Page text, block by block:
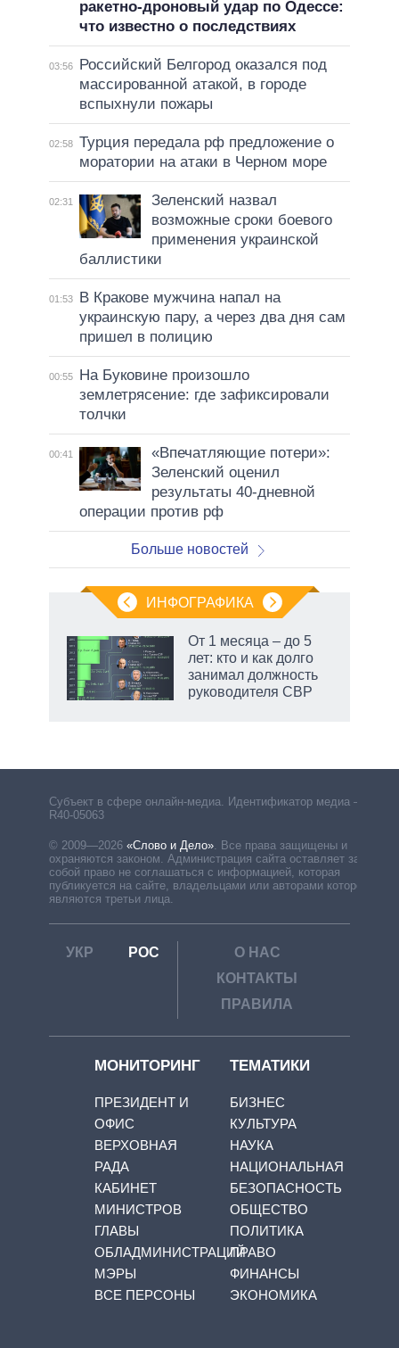
ракетно-дроновый удар по Одессе:
что известно о последствиях
03:56
Российский Белгород оказался под
массированной атакой, в городе
вспыхнули пожары
02:58 Турция передала рф предложение о
моратории на атаки в Черном море
02:31
Зеленский назвал
возможные сроки боевого
применения украинской
баллистики
01:53
В Кракове мужчина напал на
украинскую пару, а через два дня сам
пришел в полицию
00:55
На Буковине произошло
землетрясение: где зафиксировали
толчки
00:41
«Впечатляющие потери»:
Зеленский оценил
результаты 40-дневной
операции против рф
Больше новостей
ИНФОГРАФИКА
От 1 месяца – до 5
лет: кто и как долго
занимал должность
руководителя СВР
Субъект в сфере онлайн-медиа. Идентификатор медиа –
R40-05063
© 2009—2026 «Слово и Дело». Все права защищены и
охраняются законом. Администрация сайта оставляет за
собой право не соглашаться с информацией, которая
публикуется на сайте, владельцами или авторами которой
являются третьи лица.
УКР РОС
О НАС
КОНТАКТЫ
ПРАВИЛА
МОНИТОРИНГ
ПРЕЗИДЕНТ И
ОФИС
ВЕРХОВНАЯ
РАДА
КАБИНЕТ
МИНИСТРОВ
ГЛАВЫ
ОБЛАДМИНИСТРАЦИЙ
МЭРЫ
ВСЕ ПЕРСОНЫ
ТЕМАТИКИ
БИЗНЕС
КУЛЬТУРА
НАУКА
НАЦИОНАЛЬНАЯ
БЕЗОПАСНОСТЬ
ОБЩЕСТВО
ПОЛИТИКА
ПРАВО
ФИНАНСЫ
ЭКОНОМИКА